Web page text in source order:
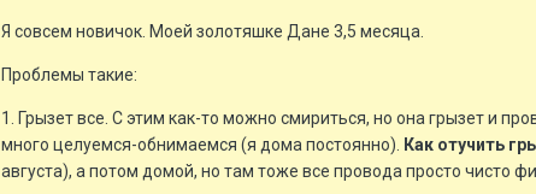
Я совсем новичок. Моей золотяшке Дане 3,5 месяца.
Проблемы такие:
1. Грызет все. С этим как-то можно смириться, но она грызет и
много целуемся-обнимаемся (я дома постоянно).
Как отучить
августа), а потом домой, но там тоже все провода просто чисто